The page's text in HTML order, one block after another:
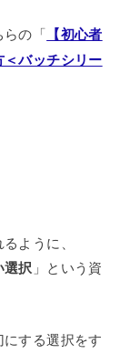
の「 【初心者
バッチシリー
ように、
選択 」という資
する選択をす